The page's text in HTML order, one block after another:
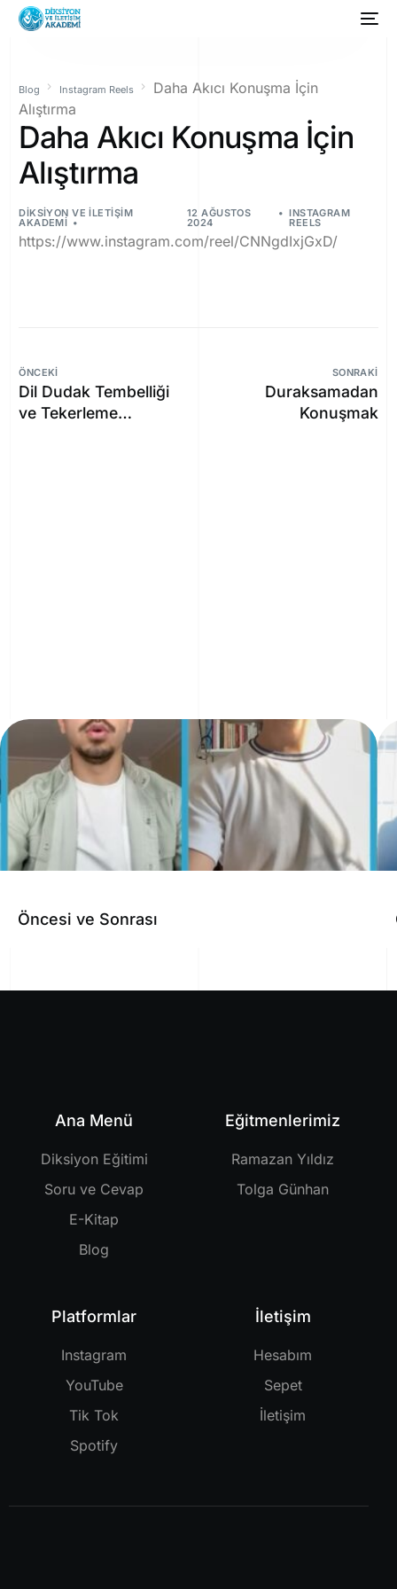
Blog Instagram Reels
Daha Akıcı Konuşma İçin
Alıştırma
Daha Akıcı Konuşma İçin
Alıştırma
DIKSIYON VE İLETIŞIM
AKADEMI
12 AĞUSTOS
2024
INSTAGRAM
REELS
https://www.instagram.com/reel/CNNgdIxjGxD/
ÖNCEKI
Dil Dudak Tembelliği
ve Tekerleme
SONRAKI
Duraksamadan
Konuşmak
Öncesi ve Sonrası
Ana Menü
Diksiyon Eğitimi
Soru ve Cevap
E-Kitap
Blog
Eğitmenlerimiz
Ramazan Yıldız
Tolga Günhan
Platformlar
Instagram
YouTube
Tik Tok
Spotify
İletişim
Hesabım
Sepet
İletişim